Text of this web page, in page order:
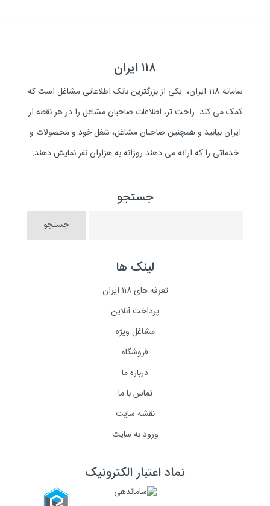
۱۱۸ ایران
سامانه 118 ایران، یکی از بزرگترین بانک اطلاعاتی مشاغل است که
کمک می کند راحت تر، اطلاعات صاحبان مشاغل را در هر نقطه از
ایران بیابید و همچنین صاحبان مشاغل، شغل خود و محصولات و
خدماتی را که ارائه می دهند روزانه به هزاران نفر نمایش دهند.
جستجو
لینک ها
تعرفه های ۱۱۸ ایران
پرداخت آنلاین
مشاغل ویژه
فروشگاه
درباره ما
تماس با ما
نقشه سایت
ورود به سایت
نماد اعتبار الکترونیک